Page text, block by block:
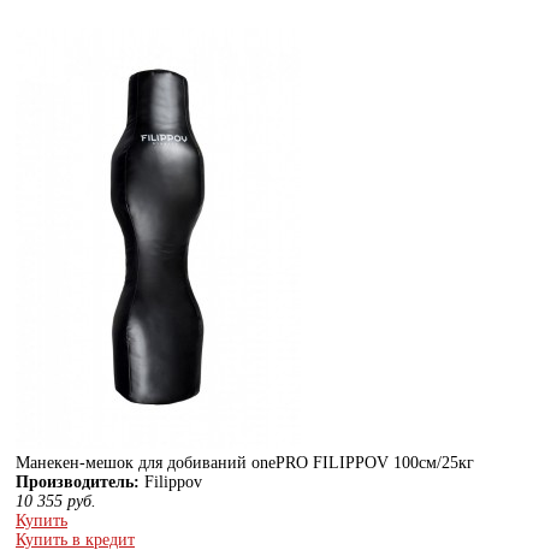
Манекен-мешок для добиваний onePRO FILIPPOV 100см/25кг
Производитель: Filippov
10 355 руб.
Купить
Купить в кредит